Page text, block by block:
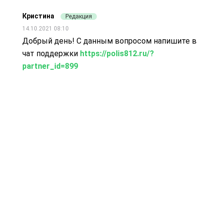
Кристина
Редакция
14.10.2021 08:10
Добрый день! С данным вопросом напишите в
чат поддержки https://polis812.ru/?
partner_id=899